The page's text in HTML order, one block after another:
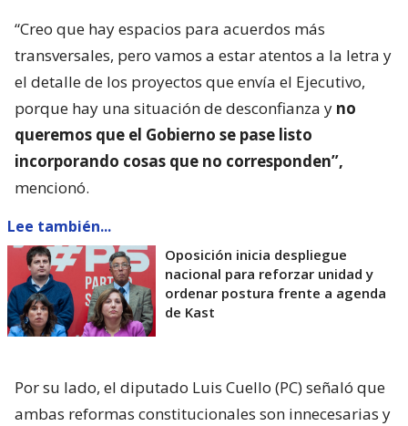
“Creo que hay espacios para acuerdos más
transversales, pero vamos a estar atentos a la letra y
el detalle de los proyectos que envía el Ejecutivo,
porque hay una situación de desconfianza y no
queremos que el Gobierno se pase listo
incorporando cosas que no corresponden”,
mencionó.
Lee también...
Oposición inicia despliegue
nacional para reforzar unidad y
ordenar postura frente a agenda
de Kast
Por su lado, el diputado Luis Cuello (PC) señaló que
ambas reformas constitucionales son innecesarias y